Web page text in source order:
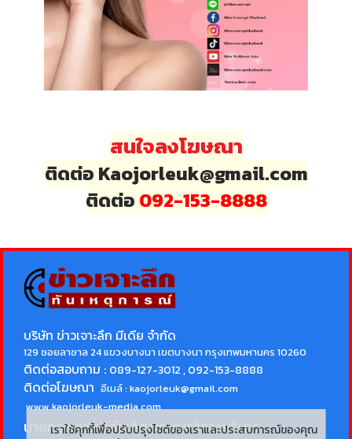
สนใจลงโฆษณา
ติดต่อ Kaojorleuk@gmail.com
ติดต่อ 092-153-8888
บริษัท ข่าวเจาะลึก มีเดีย จำกัด
129 ซอยลาซาล 24 แขวงบางนา เขตบางนา กรุงเทพมหานคร 10260
ติดต่อสอบถาม : 089-127-3012 , 092-153-8888
ติดต่อโฆษณา อีเมล์ :kaojorleuk@gmail.com
www.kaojorleuk-media.com
นายกรธนพล วิลัยเลิศบรรณาธิการบริหาร
เราใช้คุกกี้เพื่อปรับปรุงไซต์ของเราและประสบการณ์ของคุณ